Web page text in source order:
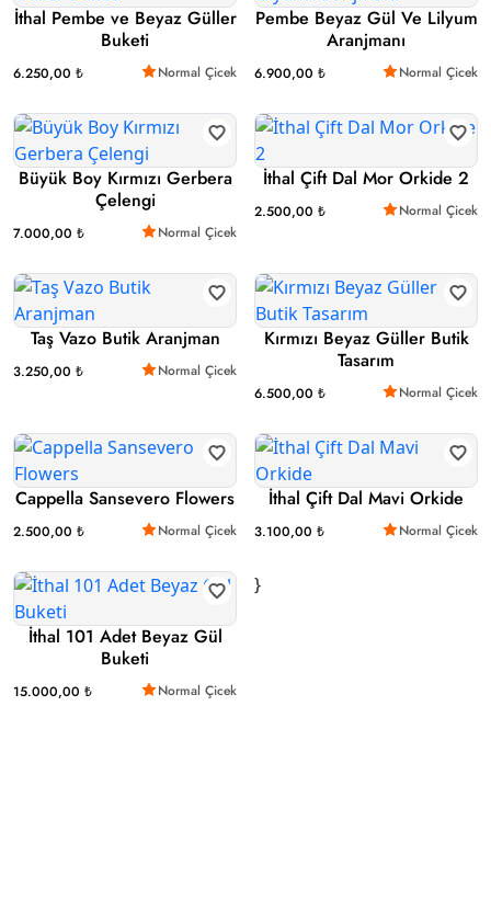
İthal Pembe ve Beyaz Güller
Buketi
6.250,00 ₺ Normal Çicek
Pembe Beyaz Gül Ve Lilyum
Aranjmanı
6.900,00 ₺ Normal Çicek
Büyük Boy Kırmızı Gerbera
Çelengi
7.000,00 ₺ Normal Çicek
İthal Çift Dal Mor Orkide 2
2.500,00 ₺ Normal Çicek
Taş Vazo Butik Aranjman
3.250,00 ₺ Normal Çicek
Kırmızı Beyaz Güller Butik
Tasarım
6.500,00 ₺ Normal Çicek
Cappella Sansevero Flowers
2.500,00 ₺ Normal Çicek
İthal Çift Dal Mavi Orkide
3.100,00 ₺ Normal Çicek
İthal 101 Adet Beyaz Gül
Buketi
15.000,00 ₺ Normal Çicek
}